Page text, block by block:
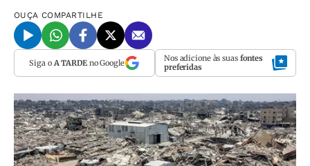
OUÇA COMPARTILHE
Siga o A TARDEno Google Nos adicione às suas fontes
preferidas